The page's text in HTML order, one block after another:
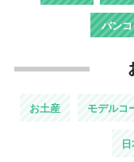
バン
お土産 モデルコ